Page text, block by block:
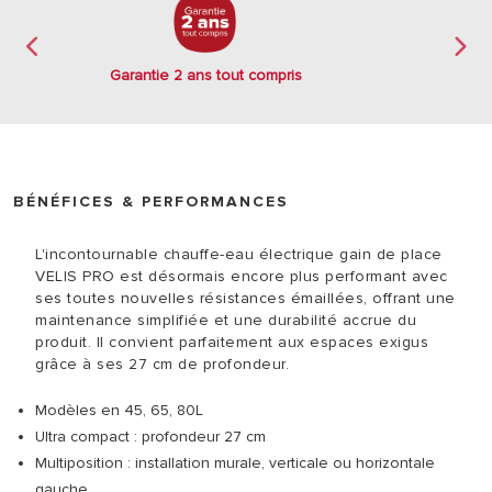
Garantie 2 ans tout compris
BÉNÉFICES & PERFORMANCES
L'incontournable chauffe-eau électrique gain de place
VELIS PRO est désormais encore plus performant avec
ses toutes nouvelles résistances émaillées, offrant une
maintenance simplifiée et une durabilité accrue du
produit. Il convient parfaitement aux espaces exigus
grâce à ses 27 cm de profondeur.
Modèles en 45, 65, 80L
Ultra compact : profondeur 27 cm
Multiposition : installation murale, verticale ou horizontale